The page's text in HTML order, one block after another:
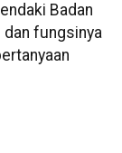
Badan
dan fungsinya